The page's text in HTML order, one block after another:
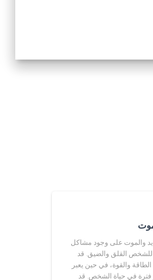
والموت على وجود مشاكل
القلق والضيق. قد
والقوة، في حين يعبر
فترة في حياة الشخص. قد